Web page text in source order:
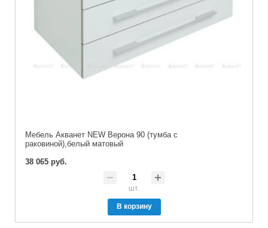
Мебель Акванет NEW Верона 90 (тумба с
раковиной),белый матовый
38 065 руб.
шт.
В корзину